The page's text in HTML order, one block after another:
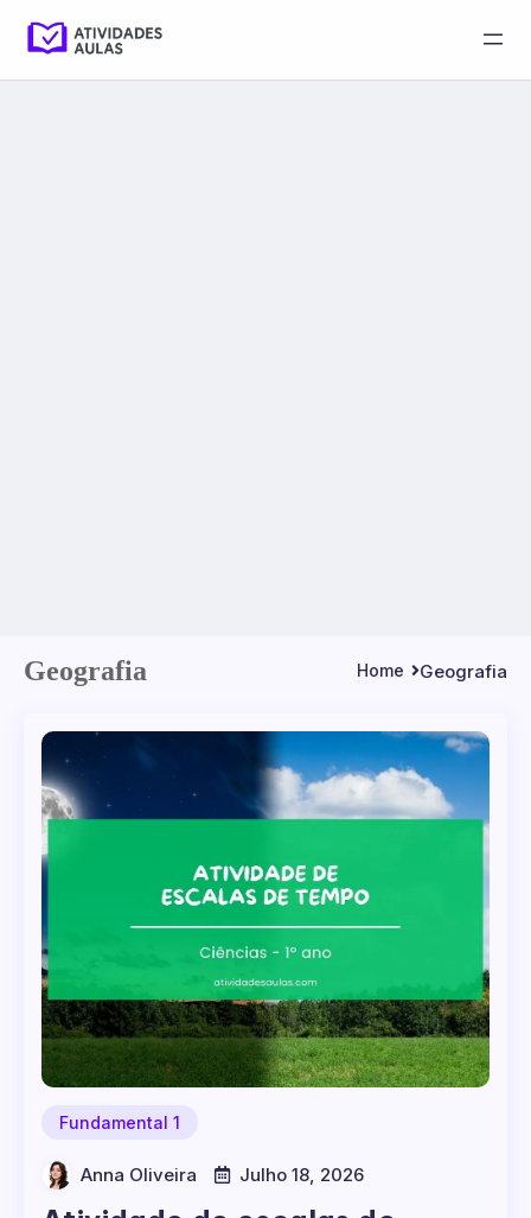
Geografia Home Geografia
Fundamental 1
Anna Oliveira Julho 18, 2026